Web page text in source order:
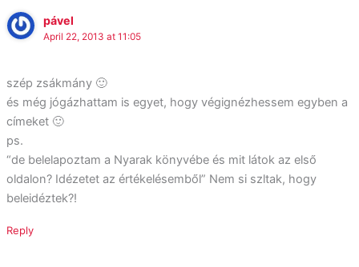
pável
April 22, 2013 at 11:05
szép zsákmány 🙂
és még jógázhattam is egyet, hogy végignézhessem egyben a
címeket 🙂
ps.
“de belelapoztam a Nyarak könyvébe és mit látok az első
oldalon? Idézetet az értékelésemből” Nem si szltak, hogy
beleidéztek?!
Reply